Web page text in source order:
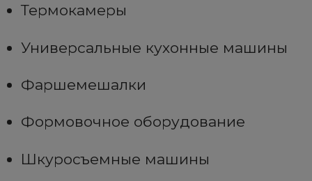
Термокамеры
Универсальные кухонные машины
Фаршемешалки
Формовочное оборудование
Шкуросъемные машины